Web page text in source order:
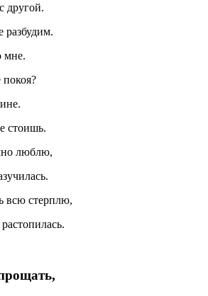
другой.
мне.
стоишь.
люблю,
всю стерплю,